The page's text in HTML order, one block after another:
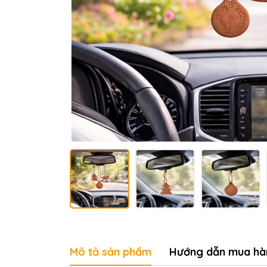
Mô tả sản phẩm Hướng dẫn mua